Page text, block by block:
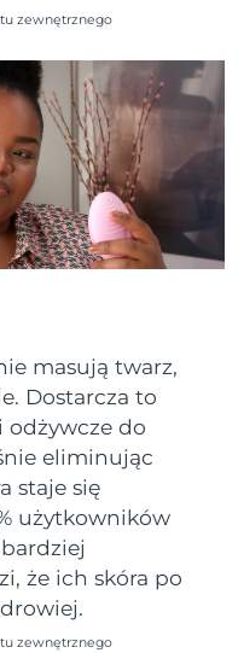
zewnętrznego
masują twarz,
Dostarcza to
odżywcze do
eliminując
staje się
użytkowników
że ich skóra po
zewnętrznego
9/8/26
Oczekiwany czas dostawy
czas dostawy
Oczekiwany czas dostawy
czas dostawy
10/8/26
Oczekiwany czas dostawy
Oczekiwany czas dostawy
9/8/26